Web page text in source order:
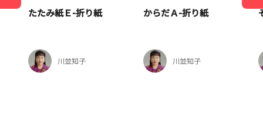
たたみ紙Ｅ-折り紙
川並知子
からだＡ-折り紙
川並知子